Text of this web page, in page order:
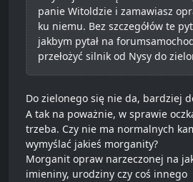
panie Witoldzie i zamawiasz
ku niemu. Bez szczegółów te
jakbym pytał na
przełożyć silnik od Nysy do
Do zielonego się nie da, bardziej
A tak na poważnie, w sprawie
trzeba. Czy nie ma normalnych
wymyślać jakieś morganity?
Morganit opraw narzeczonej na
imieniny, urodziny czy coś innego